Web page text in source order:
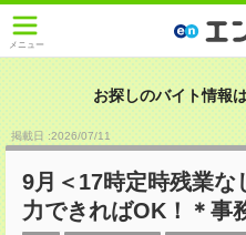
メニュー
お探しのバイト情報
掲載日 :2026/07/11
9月＜17時定時残業な
力できればOK！＊事